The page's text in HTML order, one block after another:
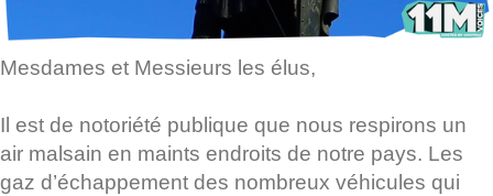
Mesdames et Messieurs les élus,
Il est de notoriété publique que nous respirons un
air malsain en maints endroits de notre pays. Les
gaz d’échappement des nombreux véhicules qui